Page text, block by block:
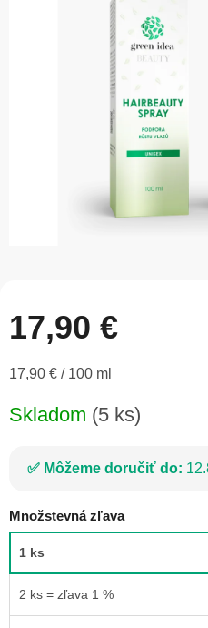
17,90 €
Jednotková
17,90 € / 100 ml
Skladom (5 ks)
Môžeme doručiť do:
Množstevná zľava
1 ks
2 ks = zľava 1 %